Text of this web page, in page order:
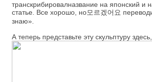
транскрибировалназвание на японский и
статье. Все хорошо, но모르겠어요
знаю».
А теперь представьте эту скульптуру